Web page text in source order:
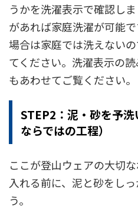
うかを洗濯表示で確認し
があれば家庭洗濯が可能
場合は家庭では洗えない
てください。洗濯表示の読
もあわせてご覧ください。
STEP2：泥・砂を予
ならではの工程）
ここが登山ウェアの大切
入れる前に、泥と砂をし
う。